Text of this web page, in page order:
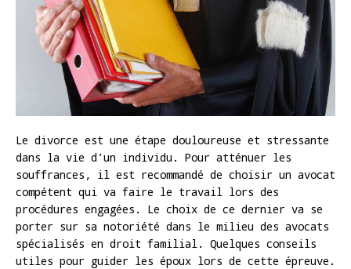
Le divorce est une étape douloureuse et stressante
dans la vie d’un individu. Pour atténuer les
souffrances, il est recommandé de choisir un avocat
compétent qui va faire le travail lors des
procédures engagées. Le choix de ce dernier va se
porter sur sa notoriété dans le milieu des avocats
spécialisés en droit familial. Quelques conseils
utiles pour guider les époux lors de cette épreuve.